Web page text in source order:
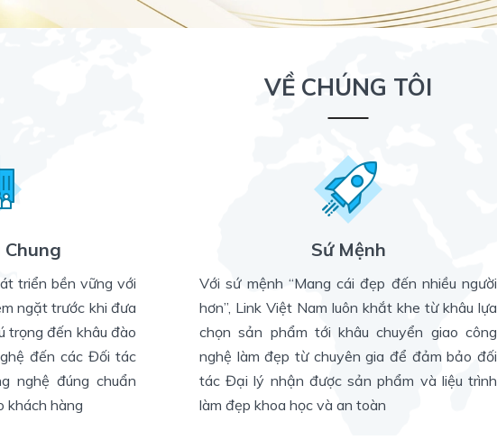
VỀ CHÚNG TÔI
Chung
triển bền vững với
ngặt trước khi đưa
trọng đến khâu đào
đến các Đối tác
nghệ đúng chuẩn
khách hàng
Sứ Mệnh
Với sứ mệnh “Mang cái đẹp đến nhiều người
hơn”, Link Việt Nam luôn khắt khe từ khâu lựa
chọn sản phẩm tới khâu chuyển giao công
nghệ làm đẹp từ chuyên gia để đảm bảo đối
tác Đại lý nhận được sản phẩm và liệu trình
làm đẹp khoa học và an toàn